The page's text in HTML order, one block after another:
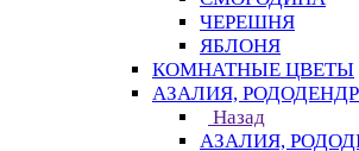
ЧЕРЕШНЯ
ЯБЛОНЯ
КОМНАТНЫЕ ЦВЕТЫ
АЗАЛИЯ,
Назад
АЗАЛИЯ,